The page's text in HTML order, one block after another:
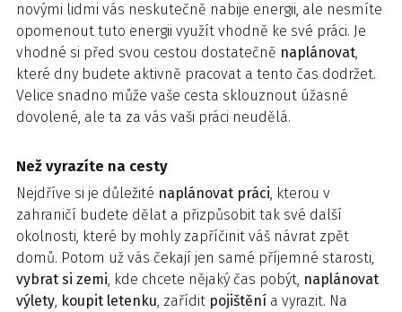
novými lidmi vás neskutečně nabije energii, ale nesmíte
opomenout tuto energii využít vhodně ke své práci. Je
vhodné si před svou cestou dostatečně naplánovat,
které dny budete aktivně pracovat a tento čas dodržet.
Velice snadno může vaše cesta sklouznout úžasné
dovolené, ale ta za vás vaši práci neudělá.
Než vyrazíte na cesty
Nejdříve si je důležité naplánovat práci, kterou v
zahraničí budete dělat a přizpůsobit tak své další
okolnosti, které by mohly zapříčinit váš návrat zpět
domů. Potom už vás čekají jen samé příjemné starosti,
vybrat si zemi, kde chcete nějaký čas pobýt, naplánovat
výlety, koupit letenku, zařídit pojištění a vyrazit. Na